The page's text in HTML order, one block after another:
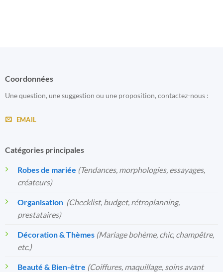
Coordonnées
Une question, une suggestion ou une proposition, contactez-nous :
EMAIL
Catégories principales
Robes de mariée (Tendances, morphologies, essayages,
créateurs)
Organisation️ (Checklist, budget, rétroplanning,
prestataires)
Décoration & Thèmes (Mariage bohème, chic, champêtre,
etc.)
Beauté & Bien-être (Coiffures, maquillage, soins avant